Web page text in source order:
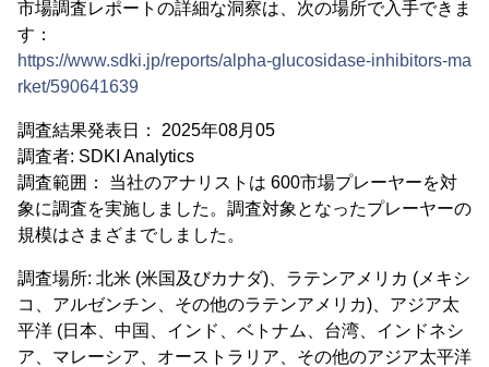
市場調査レポートの詳細な洞察は、次の場所で入手できま
す：
https://www.sdki.jp/reports/alpha-glucosidase-inhibitors-ma
rket/590641639
調査結果発表日： 2025年08月05
調査者: SDKI Analytics
調査範囲： 当社のアナリストは 600市場プレーヤーを対
象に調査を実施しました。調査対象となったプレーヤーの
規模はさまざまでしました。
調査場所: 北米 (米国及びカナダ)、ラテンアメリカ (メキシ
コ、アルゼンチン、その他のラテンアメリカ)、アジア太
平洋 (日本、中国、インド、ベトナム、台湾、インドネシ
ア、マレーシア、オーストラリア、その他のアジア太平洋